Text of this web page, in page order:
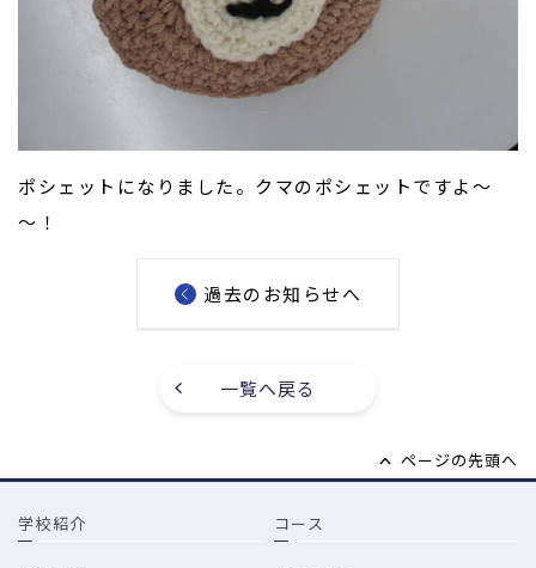
ポシェットになりました。クマのポシェットですよ～
～！
過去のお知らせへ
一覧へ戻る
ページの先頭へ
学校紹介 コース